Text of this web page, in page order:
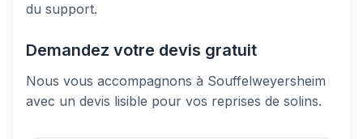
du support.
Demandez votre devis gratuit
Nous vous accompagnons à Souffelweyersheim
avec un devis lisible pour vos reprises de solins.